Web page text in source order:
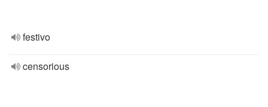
festivo
censorious